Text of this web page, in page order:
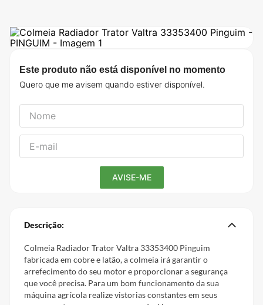
Este produto não está disponível no momento
Descrição:
Colmeia Radiador Trator Valtra 33353400 Pinguim
fabricada em cobre e latão, a colmeia irá garantir o
arrefecimento do seu motor e proporcionar a segurança
que você precisa. Para um bom funcionamento da sua
máquina agrícola realize vistorias constantes em seus